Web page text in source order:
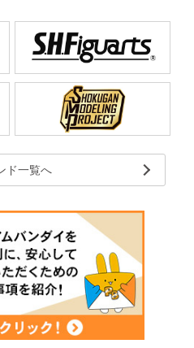
ド一覧へ